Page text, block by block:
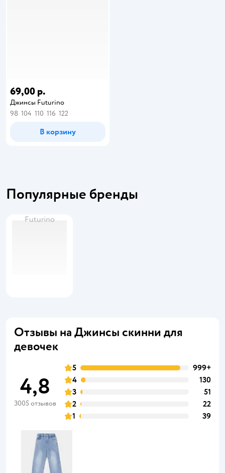
69,00 р.
Джинсы Futurino
98 104 110 116 122
В корзину
Популярные бренды
Futurino
Отзывы на Джинсы скинни для
девочек
4,8
3005 отзывов
5
999+
4
130
3
51
2
22
1
39